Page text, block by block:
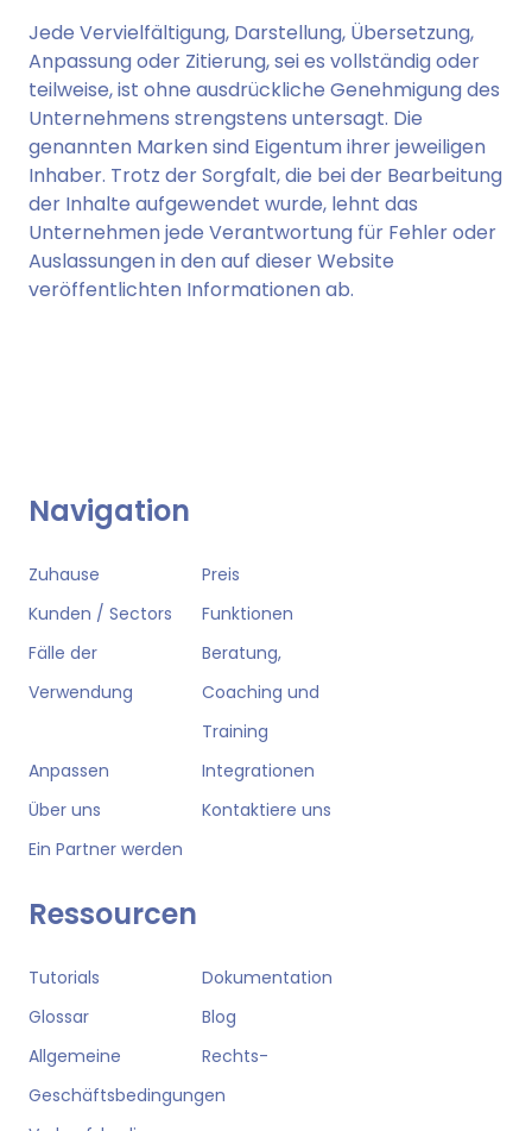
Jede Vervielfältigung, Darstellung, Übersetzung,
Anpassung oder Zitierung, sei es vollständig oder
teilweise, ist ohne ausdrückliche Genehmigung des
Unternehmens strengstens untersagt. Die
genannten Marken sind Eigentum ihrer jeweiligen
Inhaber. Trotz der Sorgfalt, die bei der Bearbeitung
der Inhalte aufgewendet wurde, lehnt das
Unternehmen jede Verantwortung für Fehler oder
Auslassungen in den auf dieser Website
veröffentlichten Informationen ab.
Navigation
Zuhause
Preis
Kunden / Sectors
Funktionen
Fälle der
Verwendung
Beratung,
Coaching und
Training
Anpassen
Integrationen
Über uns
Kontaktiere uns
Ein Partner werden
Ressourcen
Tutorials
Dokumentation
Glossar
Blog
Allgemeine
Geschäftsbedingungen
Rechts-